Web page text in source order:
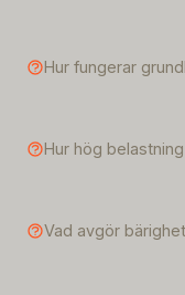
Hur fungerar
Hur hög
Vad avgör